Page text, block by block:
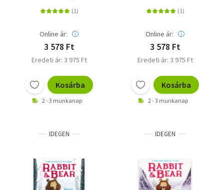
Online ár:
3 578 Ft
Eredeti ár: 3 975 Ft
Kosárba
2 - 3 munkanap
Online ár:
3 578 Ft
Eredeti ár: 3 975 Ft
Kosárba
2 - 3 munkanap
IDEGEN IDEGEN